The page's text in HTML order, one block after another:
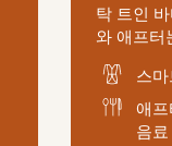
탁 트인
와 애프터
스
애
음료